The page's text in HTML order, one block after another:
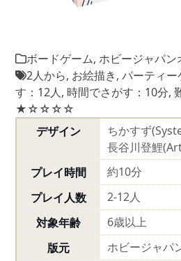
ボードゲーム,ホビージャパン
2人から, お絵描き,パーティー
す：12人, 時間でさがす：10分,
★☆☆☆☆
デザイン
ちかすず
長谷川登鯉
プレイ時間
約10分
プレイ人数
2-12人
対象年齢
6歳以上
版元
ホビージャパ